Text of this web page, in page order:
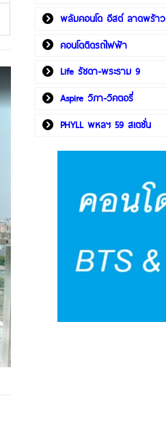
พลัมคอนโด อีสต์ ลาดพร้าว
คอนโดติดรถไฟฟ้า
Life รัชดา-พระราม 9
Aspire วิภา-วิคตอรี่
PHYLL พหลฯ 59 สเตชั่น